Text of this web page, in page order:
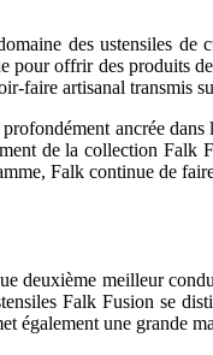
des ustensiles de
offrir des produits
faire artisanal transmis
ancrée dans
de la collection
Falk continue de
deuxième meilleur
Falk Fusion se
une grande